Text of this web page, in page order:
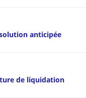
anticipée
de liquidation